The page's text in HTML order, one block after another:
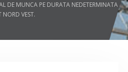
DE MUNCA PE DURATA NEDETERMINATA
NORD VEST.